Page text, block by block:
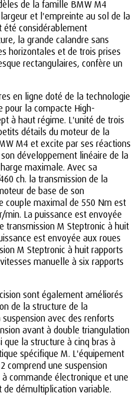
de la famille BMW M4
et l'empreinte au sol de la
été considérablement
la grande calandre sans
horizontales et de trois prises
rectangulaires, confère un
en ligne doté de la technologie
pour la compacte High-
à haut régime. L'unité de trois
détails du moteur de la
M4 et excite par ses réactions
développement linéaire de la
maximale. Avec sa
ch. la transmission de la
de base de son
couple maximal de 550 Nm est
La puissance est envoyée
transmission M Steptronic à huit
est envoyée aux roues
M Steptronic à huit rapports
manuelle à six rapports
sont également améliorés
de la structure de la
avec des renforts
avant à double triangulation
la structure à cinq bras à
spécifique M. L'équipement
comprend une suspension
commande électronique et une
démultiplication variable.